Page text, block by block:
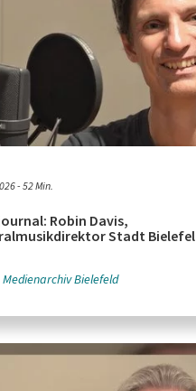
- 52 Min.
Robin Davis,
Stadt
Medienarchiv Bielefeld